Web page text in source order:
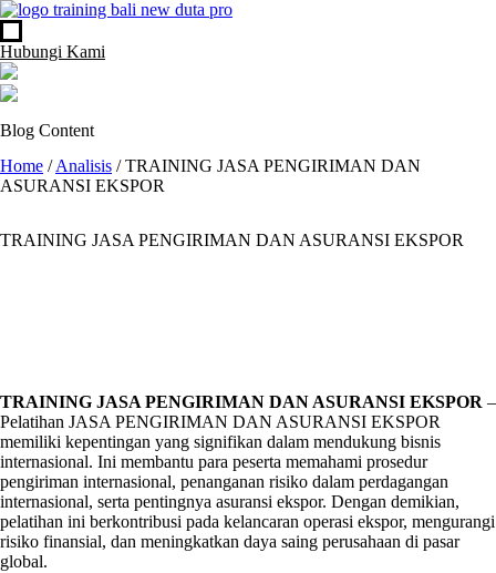
Hubungi Kami
Blog Content
Home /Analisis /TRAINING JASA PENGIRIMAN DAN
ASURANSI EKSPOR
TRAINING JASA PENGIRIMAN DAN ASURANSI EKSPOR
TRAINING JASA PENGIRIMAN DAN ASURANSI EKSPOR –
Pelatihan JASA PENGIRIMAN DAN ASURANSI EKSPOR
memiliki kepentingan yang signifikan dalam mendukung bisnis
internasional. Ini membantu para peserta memahami prosedur
pengiriman internasional, penanganan risiko dalam perdagangan
internasional, serta pentingnya asuransi ekspor. Dengan demikian,
pelatihan ini berkontribusi pada kelancaran operasi ekspor, mengurangi
risiko finansial, dan meningkatkan daya saing perusahaan di pasar
global.